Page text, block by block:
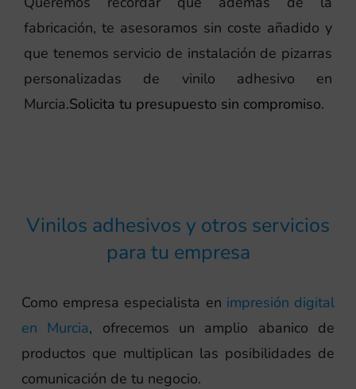
fabricación, te asesoramos sin coste añadido y
que tenemos servicio de instalación de pizarras
personalizadas de vinilo adhesivo en
Murcia.Solicita tu presupuesto sin compromiso.
Vinilos adhesivos y otros servicios
para tu empresa
Como empresa especialista en impresión digital
en Murcia, ofrecemos un amplio abanico de
productos que multiplican las posibilidades de
comunicación de tu negocio.